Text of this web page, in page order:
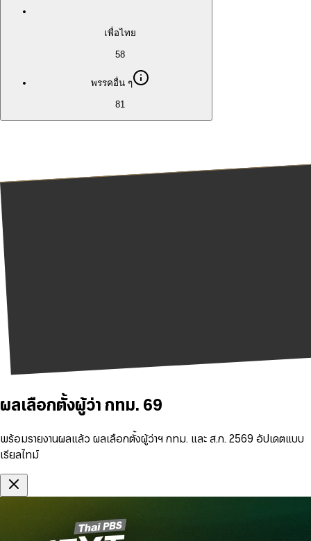
เพื่อไทย
58
พรรคอื่น ๆ
81
ผลเลือกตั้งผู้ว่า กทม. 69
พร้อมรายงานผลแล้ว ผลเลือกตั้งผู้ว่าฯ กทม. และ ส.ก. 2569 อัปเดตแบบ
เรียลไทม์